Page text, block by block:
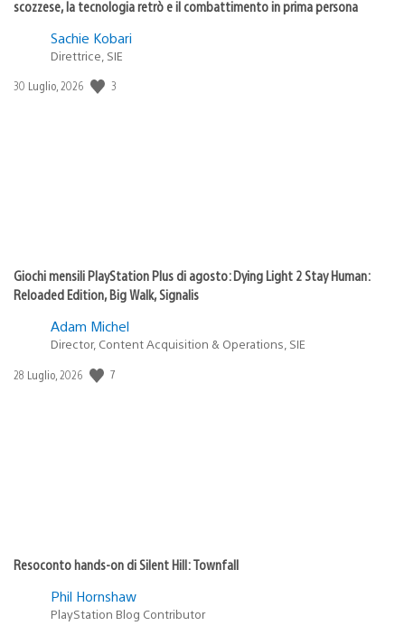
scozzese, la tecnologia retrò e il combattimento in prima persona
Sachie Kobari
Direttrice, SIE
Data
30 Luglio, 2026 3
Giochi mensili PlayStation Plus di agosto: Dying Light 2 Stay Human:
Reloaded Edition, Big Walk, Signalis
Adam Michel
Director, Content Acquisition & Operations, SIE
Data
28 Luglio, 2026 7
Resoconto hands-on di Silent Hill: Townfall
Phil Hornshaw
PlayStation Blog Contributor